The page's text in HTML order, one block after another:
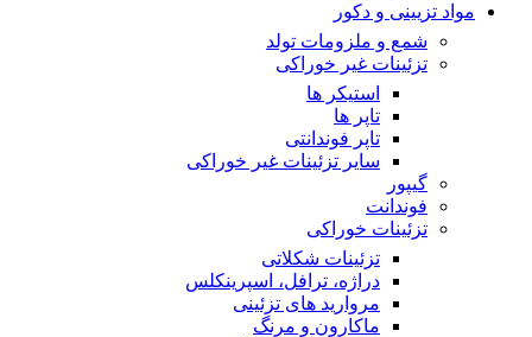
مواد تزیینی و دکور
شمع و ملزومات تولد
تزئینات غیر خوراکی
استیکر ها
تاپر ها
تاپر فوندانتی
سایر تزئینات غیر خوراکی
گیپور
فوندانت
تزئینات خوراکی
تزئینات شکلاتی
دراژه، ترافل، اسپرینکلس
مروارید های تزئینی
ماکارون و مرنگ